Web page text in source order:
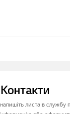
Контакти
листа в службу